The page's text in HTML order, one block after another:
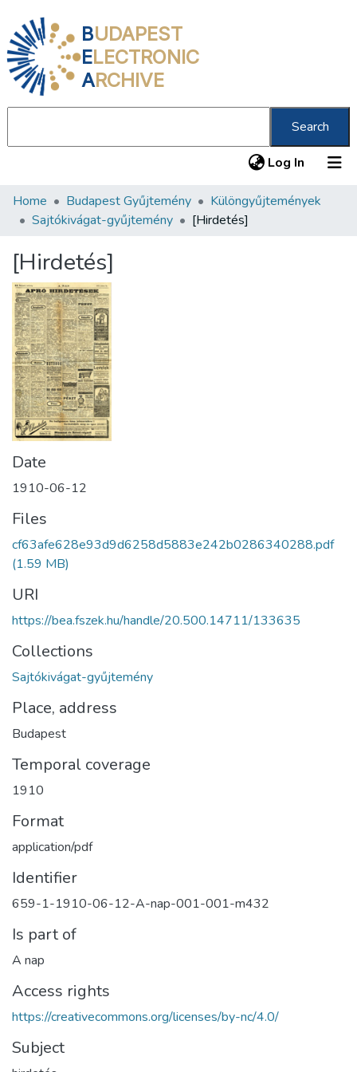
BUDAPEST
ELECTRONIC
ARCHIVE
Search
Log In (current)
Communities & Collections
Statistics
About us
Home Budapest Gyűjtemény
Különgyűjtemények
Sajtókivágat-gyűjtemény
[Hirdetés]
[Hirdetés]
Date
1910-06-12
Files
cf63afe628e93d9d6258d5883e242b0286340288.pdf
(1.59 MB)
URI
https://bea.fszek.hu/handle/20.500.14711/133635
Collections
Sajtókivágat-gyűjtemény
Place, address
Budapest
Temporal coverage
1910
Format
application/pdf
Identifier
659-1-1910-06-12-A-nap-001-001-m432
Is part of
A nap
Access rights
https://creativecommons.org/licenses/by-nc/4.0/
Subject